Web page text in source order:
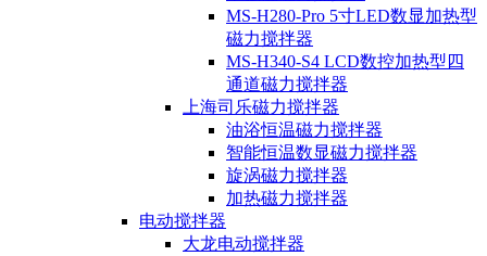
MS-H280-Pro 5寸LED数显加热型
磁力搅拌器
MS-H340-S4 LCD数控加热型四
通道磁力搅拌器
上海司乐磁力搅拌器
油浴恒温磁力搅拌器
智能恒温数显磁力搅拌器
旋涡磁力搅拌器
加热磁力搅拌器
电动搅拌器
大龙电动搅拌器